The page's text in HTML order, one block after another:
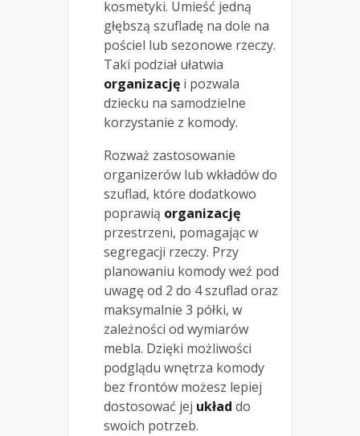
kosmetyki. Umieść jedną
głębszą szufladę na dole na
pościel lub sezonowe rzeczy.
Taki podział ułatwia
organizację i pozwala
dziecku na samodzielne
korzystanie z komody.
Rozważ zastosowanie
organizerów lub wkładów do
szuflad, które dodatkowo
poprawią organizację
przestrzeni, pomagając w
segregacji rzeczy. Przy
planowaniu komody weź pod
uwagę od 2 do 4 szuflad oraz
maksymalnie 3 półki, w
zależności od wymiarów
mebla. Dzięki możliwości
podglądu wnętrza komody
bez frontów możesz lepiej
dostosować jej układ do
swoich potrzeb.